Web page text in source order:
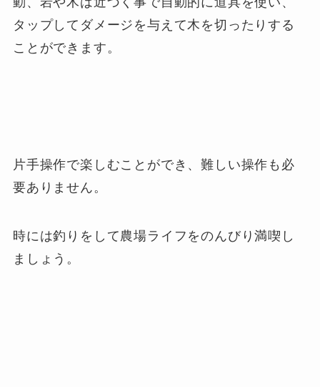
タップしてダメージを与えて木を切ったりする
ことができます。
片手操作で楽しむことができ、難しい操作も必
要ありません。
時には釣りをして農場ライフをのんびり満喫し
ましょう。